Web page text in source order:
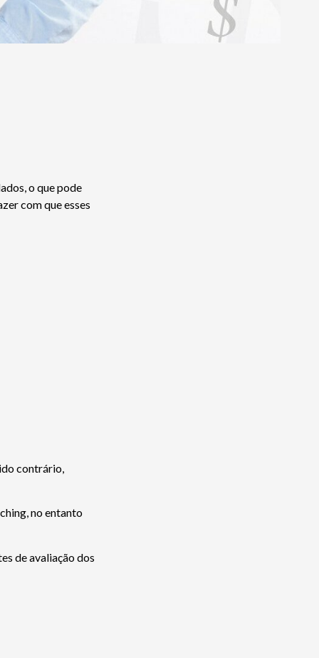
o que pode
com que esses
contrário,
no entanto
de avaliação dos